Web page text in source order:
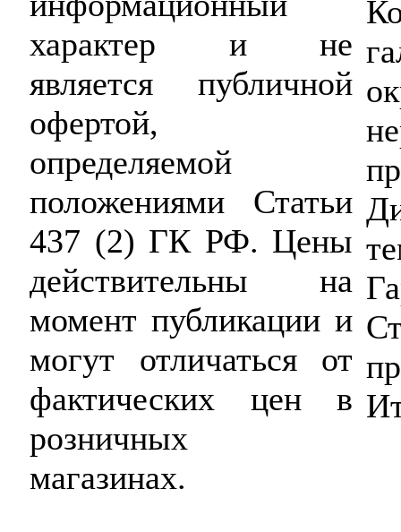
характер и не
является публичной
офертой,
определяемой
положениями Статьи
437 (2) ГК РФ. Цены
действительны на
момент публикации и
могут отличаться от
фактических цен в
розничных
магазинах.